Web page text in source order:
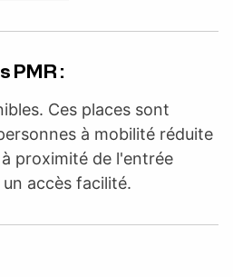
PMR :
Ces places sont
à mobilité réduite
proximité de l'entrée
accès facilité.